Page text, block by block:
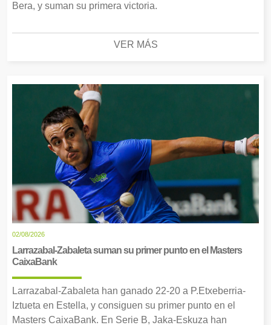
Bera, y suman su primera victoria.
VER MÁS
02/08/2026
Larrazabal-Zabaleta suman su primer punto en el Masters
CaixaBank
Larrazabal-Zabaleta han ganado 22-20 a P.Etxeberria-
Iztueta en Estella, y consiguen su primer punto en el
Masters CaixaBank. En Serie B, Jaka-Eskuza han